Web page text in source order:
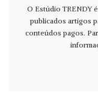
O Estúdio TRENDY
publicados artigos
conteúdos pagos.